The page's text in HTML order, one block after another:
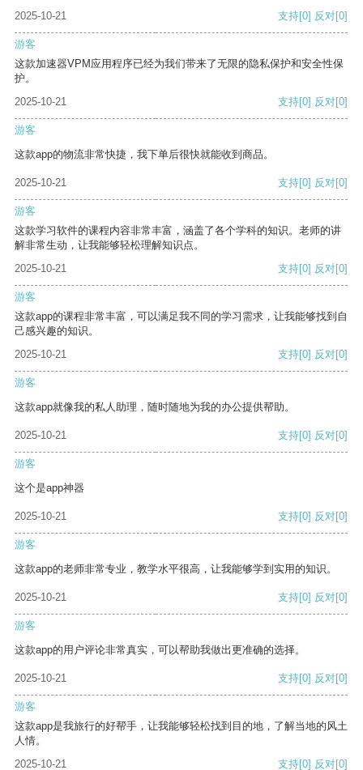
2025-10-21
支持[0] 反对[0]
游客
这款加速器VPM应用程序已经为我们带来了无限的隐私保护和安全性保
护。
2025-10-21
支持[0] 反对[0]
游客
这款app的物流非常快捷，我下单后很快就能收到商品。
2025-10-21 支持[0] 反对[0]
游客
这款学习软件的课程内容非常丰富，涵盖了各个学科的知识。老师的讲
解非常生动，让我能够轻松理解知识点。
2025-10-21
支持[0] 反对[0]
游客
这款app的课程非常丰富，可以满足我不同的学习需求，让我能够找到自
己感兴趣的知识。
2025-10-21
支持[0] 反对[0]
游客
这款app就像我的私人助理，随时随地为我的办公提供帮助。
2025-10-21 支持[0] 反对[0]
游客
这个是app神器
2025-10-21 支持[0] 反对[0]
游客
这款app的老师非常专业，教学水平很高，让我能够学到实用的知识。
2025-10-21 支持[0] 反对[0]
游客
这款app的用户评论非常真实，可以帮助我做出更准确的选择。
2025-10-21 支持[0] 反对[0]
游客
这款app是我旅行的好帮手，让我能够轻松找到目的地，了解当地的风土
人情。
2025-10-21
支持[0] 反对[0]